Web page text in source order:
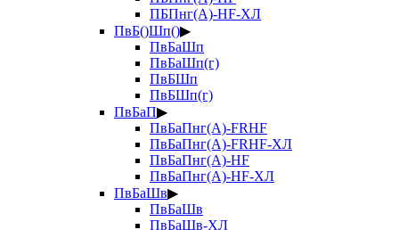
ПБПнг(А)-HF-ХЛ
ПвБ()Шп()▶
ПвБаШп
ПвБаШп(г)
ПвБШп
ПвБШп(г)
ПвБаП▶
ПвБаПнг(А)-FRHF
ПвБаПнг(А)-FRHF-ХЛ
ПвБаПнг(А)-HF
ПвБаПнг(А)-HF-ХЛ
ПвБаШв▶
ПвБаШв
ПвБаШв-ХЛ